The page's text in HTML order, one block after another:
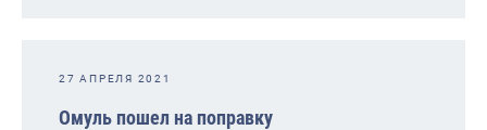
27 АПРЕЛЯ 2021
Омуль пошел на поправку